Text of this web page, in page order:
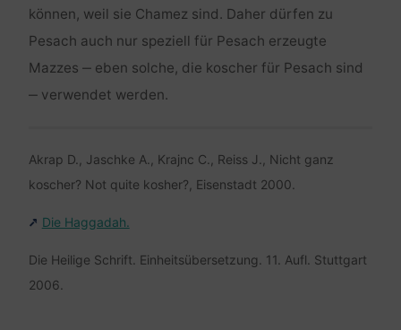
können, weil sie Chamez sind. Daher dürfen zu
Pesach auch nur speziell für Pesach erzeugte
Mazzes ‒ eben solche, die koscher für Pesach sind
‒ verwendet werden.
Akrap D., Jaschke A., Krajnc C., Reiss J., Nicht ganz
koscher? Not quite kosher?, Eisenstadt 2000.
Die Haggadah.
Die Heilige Schrift. Einheitsübersetzung. 11. Aufl. Stuttgart
2006.